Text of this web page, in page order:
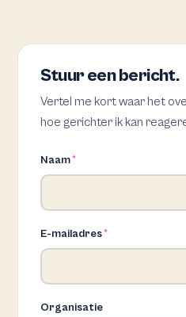
Stuur een bericht.
Vertel me kort waar het
hoe gerichter ik kan
Naam*
E-mailadres*
Organisatie